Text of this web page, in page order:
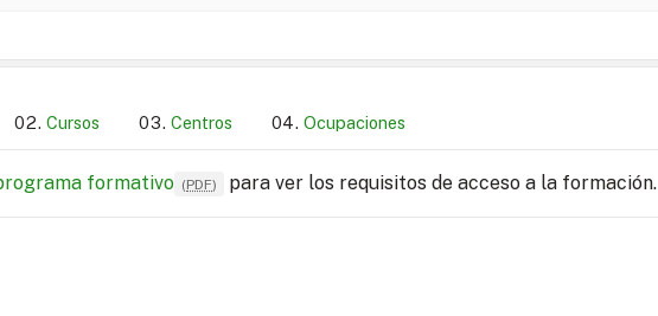
Cursos Centros Ocupaciones
formativo (PDF) para ver los requisitos de acceso a la formación.